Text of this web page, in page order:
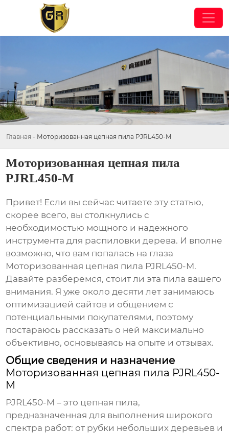
Главная - Моторизованная цепная пила PJRL450-M
Моторизованная цепная пила
PJRL450-M
Привет! Если вы сейчас читаете эту статью,
скорее всего, вы столкнулись с
необходимостью мощного и надежного
инструмента для распиловки дерева. И вполне
возможно, что вам попалась на глаза
Моторизованная цепная пила PJRL450-M.
Давайте разберемся, стоит ли эта пила вашего
внимания. Я уже около десяти лет занимаюсь
оптимизацией сайтов и общением с
потенциальными покупателями, поэтому
постараюсь рассказать о ней максимально
объективно, основываясь на опыте и отзывах.
Общие сведения и назначение
Моторизованная цепная пила PJRL450-
M
PJRL450-M – это цепная пила,
предназначенная для выполнения широкого
спектра работ: от рубки небольших деревьев и